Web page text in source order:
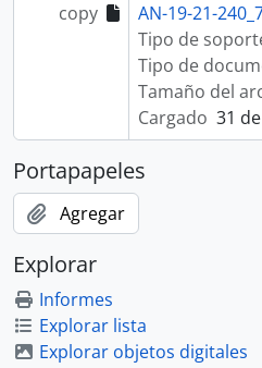
copy
AN-19-21-
Tipo de
Tipo de
Tamaño del
Cargado 31
Portapapeles
Agregar
Explorar
Informes
Explorar lista
Explorar objetos digitales